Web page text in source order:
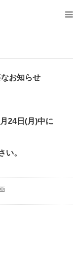
なお知らせ
24日(月)中に
い。